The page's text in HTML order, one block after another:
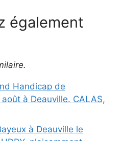
également
Handicap de
à Deauville. CALAS,
à Deauville le